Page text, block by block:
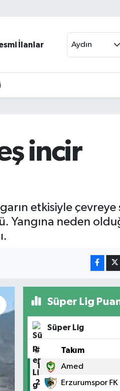
İlanlar Aydın
incir
etkisiyle çevreye
Yangına neden
Süper Lig
Süper Lig
# Takım
1 Amed
2 Erzurumspor FK